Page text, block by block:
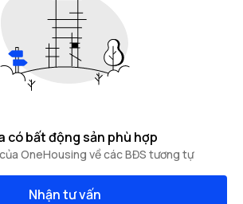
có bất động sản phù hợp
OneHousing về các BĐS tương tự
Nhận tư vấn